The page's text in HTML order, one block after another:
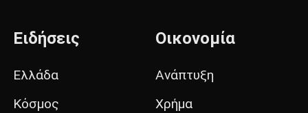
Ειδήσεις
Ελλάδα
Κόσμος
Οικονομία
Ανάπτυξη
Χρήμα